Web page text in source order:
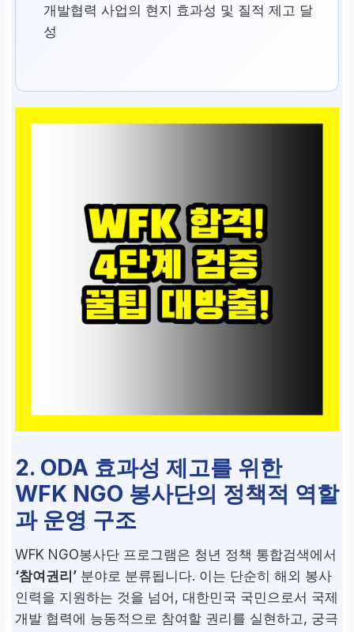
개발협력 사업의 현지 효과성 및 질적 제고 달
성
2. ODA 효과성 제고를 위한
WFK NGO 봉사단의 정책적 역할
과 운영 구조
WFK NGO봉사단 프로그램은 청년 정책 통합검색에서
‘참여권리’ 분야로 분류됩니다. 이는 단순히 해외 봉사
인력을 지원하는 것을 넘어, 대한민국 국민으로서 국제
개발 협력에 능동적으로 참여할 권리를 실현하고, 궁극